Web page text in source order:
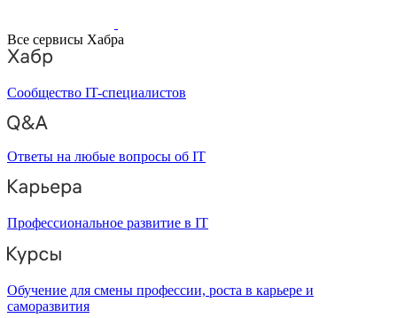
Все сервисы Хабра
Сообщество IT-специалистов
Ответы на любые вопросы об IT
Профессиональное развитие в IT
Обучение для смены профессии, роста в карьере и
саморазвития